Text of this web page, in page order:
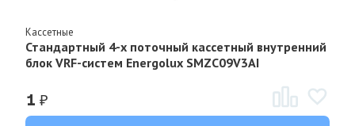
Кассетные
Стандартный 4-х поточный кассетный внутренний
блок VRF-систем Energolux SMZC09V3AI
1 ₽